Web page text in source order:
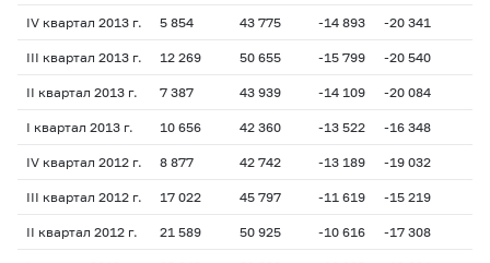
IV квартал 2013 г. 5 854 43 775 -14 893 -20 341
III квартал 2013 г. 12 269 50 655 -15 799 -20 540
II квартал 2013 г. 7 387 43 939 -14 109 -20 084
I квартал 2013 г. 10 656 42 360 -13 522 -16 348
IV квартал 2012 г. 8 877 42 742 -13 189 -19 032
III квартал 2012 г. 17 022 45 797 -11 619 -15 219
II квартал 2012 г. 21 589 50 925 -10 616 -17 308